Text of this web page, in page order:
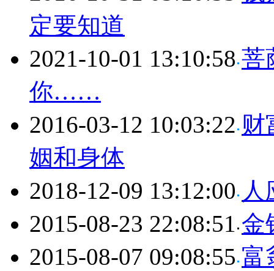
定要知道
2021-10-01 13:10:58 菩
你……
2016-03-12 10:03:22 财
姻和身体
2018-12-09 13:12:00
2015-08-23 22:08:51 金
2015-08-07 09:08:55 富